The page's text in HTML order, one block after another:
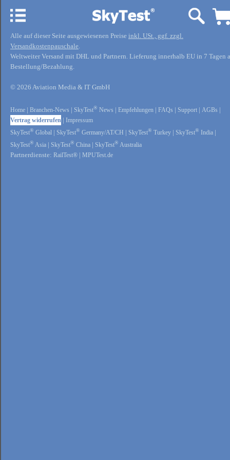
Alle auf dieser Seite ausgewiesenen Preise inkl. USt., ggf. zzgl.
Versandkostenpauschale.
Weltweiter Versand mit DHL und Partnern. Lieferung innerhalb EU in 7 Tagen
Bestellung/Bezahlung.
© 2026 Aviation Media & IT GmbH
Home Branchen-News SkyTest® News Empfehlungen FAQs Support AGBs
Vertrag widerrufen
Impressum
SkyTest® Global SkyTest® Germany/AT/CH SkyTest® Turkey SkyTest® India
SkyTest® Asia SkyTest® China SkyTest® Australia
Partnerdienste: RailTest® MPUTest.de